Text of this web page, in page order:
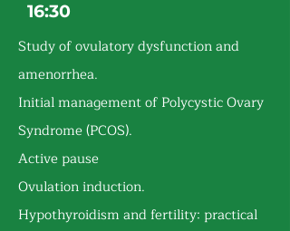
16:30
Study of ovulatory dysfunction and
amenorrhea.
Initial management of Polycystic Ovary
Syndrome (PCOS).
Active pause
Ovulation induction.
Hypothyroidism and fertility: practical